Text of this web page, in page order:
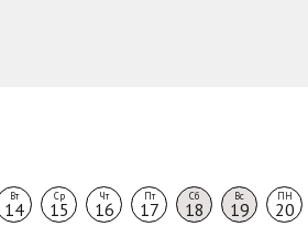
Вт
14
Ср
15
Чт
16
Пт
17
Сб
18
Вс
19
ПН
20